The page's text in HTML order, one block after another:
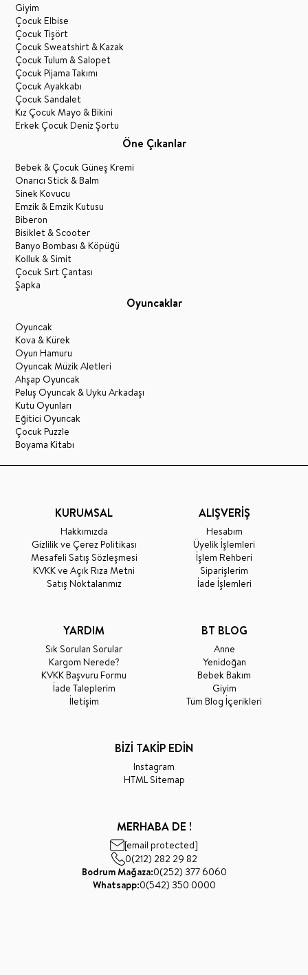
Giyim
Çocuk Elbise
Çocuk Tişört
Çocuk Sweatshirt & Kazak
Çocuk Tulum & Salopet
Çocuk Pijama Takımı
Çocuk Ayakkabı
Çocuk Sandalet
Kız Çocuk Mayo & Bikini
Erkek Çocuk Deniz Şortu
Öne Çıkanlar
Bebek & Çocuk Güneş Kremi
Onarıcı Stick & Balm
Sinek Kovucu
Emzik & Emzik Kutusu
Biberon
Bisiklet & Scooter
Banyo Bombası & Köpüğü
Kolluk & Simit
Çocuk Sırt Çantası
Şapka
Oyuncaklar
Oyuncak
Kova & Kürek
Oyun Hamuru
Oyuncak Müzik Aletleri
Ahşap Oyuncak
Peluş Oyuncak & Uyku Arkadaşı
Kutu Oyunları
Eğitici Oyuncak
Çocuk Puzzle
Boyama Kitabı
KURUMSAL
Hakkımızda
Gizlilik ve Çerez Politikası
Mesafeli Satış Sözleşmesi
KVKK ve Açık Rıza Metni
Satış Noktalarımız
ALIŞVERİŞ
Hesabım
Üyelik İşlemleri
İşlem Rehberi
Siparişlerim
İade İşlemleri
YARDIM
Sık Sorulan Sorular
Kargom Nerede?
KVKK Başvuru Formu
İade Taleplerim
İletişim
BT BLOG
Anne
Yenidoğan
Bebek Bakım
Giyim
Tüm Blog İçerikleri
BİZİ TAKİP EDİN
Instagram
HTML Sitemap
MERHABA DE !
[email protected]
0(212) 282 29 82
Bodrum Mağaza:0(252) 377 6060
Whatsapp:0(542) 350 0000